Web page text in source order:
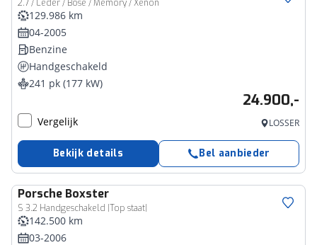
2.7 / Leder / Bose / Memory / Xenon
129.986 km
04-2005
Benzine
Handgeschakeld
241 pk (177 kW)
24.900,-
Vergelijk LOSSER
Bekijk details Bel aanbieder
Porsche Boxster
S 3.2 Handgeschakeld |Top staat|
142.500 km
03-2006